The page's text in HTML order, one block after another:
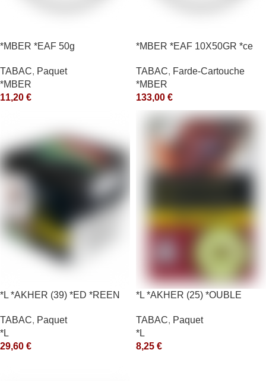
*MBER *EAF 50g
TABAC, Paquet
*MBER
11,20 €
*MBER *EAF 10X50GR *ce
TABAC, Farde-Cartouche
*MBER
133,00 €
*L *AKHER (39) *ED *REEN
TABAC, Paquet
*L
29,60 €
*L *AKHER (25) *OUBLE
TABAC, Paquet
*L
8,25 €